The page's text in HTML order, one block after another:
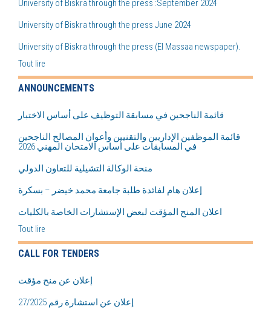
University of Biskra through the press :September 2024
University of Biskra through the press June 2024
University of Biskra through the press (El Massaa newspaper).
Tout lire
ANNOUNCEMENTS
قائمة الناجحين في مسابقة التوظيف على أساس الاختبار
قائمة الموظفين الإداريين والتقنيين وأعوان المصالح الناجحين
في المسابقات على أساس الامتحان المهني 2026
منحة الوكالة التشيلية للتعاون الدولي
إعلان هام لفائدة طلبة جامعة محمد خيضر – بسكرة
اعلان المنح المؤقت لبعض اﻹستشارات الخاصة بالكليات
Tout lire
CALL FOR TENDERS
إعلان عن منح مؤقت
إعلان عن استشارة رقم 27/2025